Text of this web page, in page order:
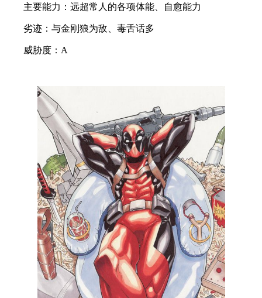
主要能力：远超常人的各项体能、自愈能力
劣迹：与金刚狼为敌、毒舌话多
威胁度：A